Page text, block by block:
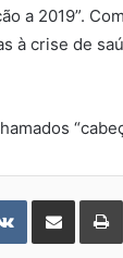
a 2019”.
à crise de
VKontakteShare
Email